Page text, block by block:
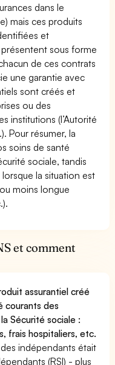
dans le
mais ces produits
et
sous forme
de ces contrats
une garantie avec
sont créés et
ou des
institutions (l’Autorité
Pour résumer, la
soins de santé
sociale, tandis
la situation est
moins longue
et comment
assurantiel créé
courants des
Sécurité sociale :
frais hospitaliers, etc.
indépendants était
(RSI) - plus